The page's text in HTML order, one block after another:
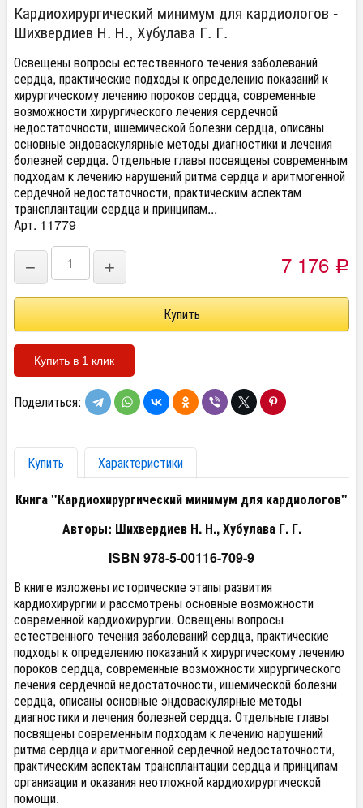
Кардиохирургический минимум для кардиологов -
Шихвердиев Н. Н., Хубулава Г. Г.
Освещены вопросы естественного течения заболеваний
сердца, практические подходы к определению показаний к
хирургическому лечению пороков сердца, современные
возможности хирургического лечения сердечной
недостаточности, ишемической болезни сердца, описаны
основные эндоваскулярные методы диагностики и лечения
болезней сердца. Отдельные главы посвящены современным
подходам к лечению нарушений ритма сердца и аритмогенной
сердечной недостаточности, практическим аспектам
трансплантации сердца и принципам...
Арт. 11779
− + 7 176 Р
Купить в 1 клик
Поделиться:
Купить
Характеристики
Книга "Кардиохирургический минимум для кардиологов"
Авторы: Шихвердиев Н. Н., Хубулава Г. Г.
ISBN 978-5-00116-709-9
В книге изложены исторические этапы развития
кардиохирургии и рассмотрены основные возможности
современной кардиохирургии. Освещены вопросы
естественного течения заболеваний сердца, практические
подходы к определению показаний к хирургическому лечению
пороков сердца, современные возможности хирургического
лечения сердечной недостаточности, ишемической болезни
сердца, описаны основные эндоваскулярные методы
диагностики и лечения болезней сердца. Отдельные главы
посвящены современным подходам к лечению нарушений
ритма сердца и аритмогенной сердечной недостаточности,
практическим аспектам трансплантации сердца и принципам
организации и оказания неотложной кардиохирургической
помощи.